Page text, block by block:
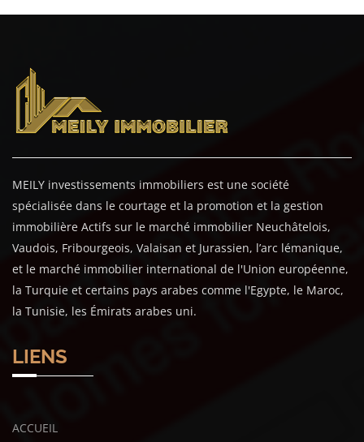
MEILY investissements immobiliers est une société
spécialisée dans le courtage et la promotion et la gestion
immobilière Actifs sur le marché immobilier Neuchâtelois,
Vaudois, Fribourgeois, Valaisan et Jurassien, l’arc lémanique,
et le marché immobilier international de l'Union européenne,
la Turquie et certains pays arabes comme l'Egypte, le Maroc,
la Tunisie, les Émirats arabes uni.
LIENS
ACCUEIL